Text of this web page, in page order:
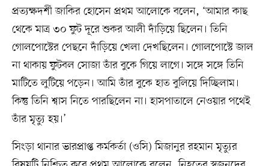
প্রত্যক্ষদর্শী জাকির হোসেন প্রথম আলোকে বলেন, ‘আমার কাছ
থেকে মাত্র ৩০ ফুট দূরে শুকর আলী দাঁড়িয়ে ছিলেন। তিনি
গোলপোস্টের পেছনে দাঁড়িয়ে খেলা দেখছিলেন। গোলপোস্টে জাল
না থাকায় ফুটবল সোজা তাঁর বুকে গিয়ে লাগে। সঙ্গে সঙ্গে তিনি
মাটিতে লুটিয়ে পড়েন। আমি তাঁর বুকে হাত বুলিয়ে দিচ্ছিলাম।
কিন্তু তিনি শ্বাস নিতে পারছিলেন না। হাসপাতালে নেওয়ার পথেই
তাঁর মৃত্যু হয়।’
সিংড়া থানার ভারপ্রাপ্ত কর্মকর্তা (ওসি) মিজানুর রহমান মৃত্যুর